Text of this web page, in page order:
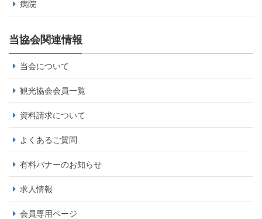
病院
当協会関連情報
当会について
観光協会会員一覧
資料請求について
よくあるご質問
有料バナーのお知らせ
求人情報
会員専用ページ